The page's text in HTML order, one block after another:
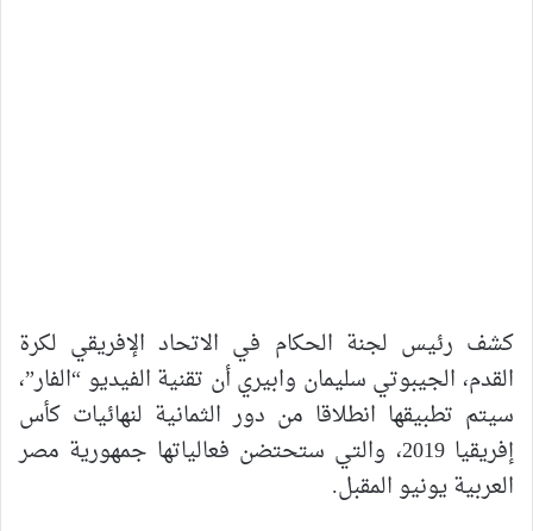
كشف رئيس لجنة الحكام في الاتحاد الإفريقي لكرة
القدم، الجيبوتي سليمان وابيري أن تقنية الفيديو “الفار”،
سيتم تطبيقها انطلاقا من دور الثمانية لنهائيات كأس
إفريقيا 2019، والتي ستحتضن فعالياتها جمهورية مصر
العربية يونيو المقبل.